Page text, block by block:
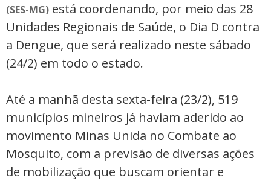
(SES-MG) está coordenando, por meio das 28
Unidades Regionais de Saúde, o Dia D contra
a Dengue, que será realizado neste sábado
(24/2) em todo o estado.
Até a manhã desta sexta-feira (23/2), 519
municípios mineiros já haviam aderido ao
movimento Minas Unida no Combate ao
Mosquito, com a previsão de diversas ações
de mobilização que buscam orientar e